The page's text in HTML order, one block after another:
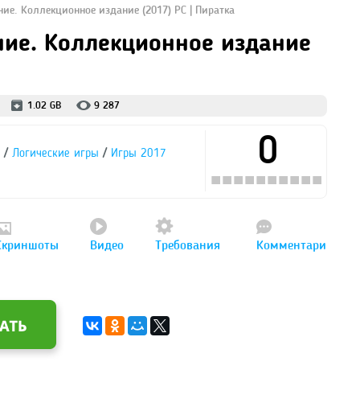
Коллекционное издание (2017) PC | Пиратка
Коллекционное издание
1.02 GB 9 287
/ Логические игры / Игры 2017 0
Видео Требования Комментари